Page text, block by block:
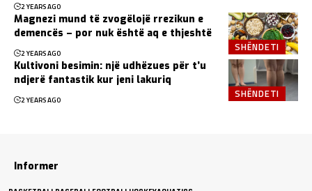
2 YEARS AGO
SHËNDETI
Magnezi mund të zvogëlojë rrezikun e
demencës – por nuk është aq e thjeshtë
2 YEARS AGO
SHËNDETI
Kultivoni besimin: një udhëzues për t’u
ndjerë fantastik kur jeni lakuriq
2 YEARS AGO
Informer